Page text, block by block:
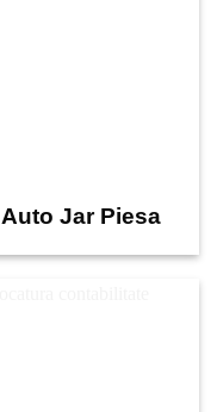
Auto Jar Piesa